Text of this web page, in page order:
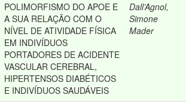
POLIMORFISMO DO APOE E
A SUA RELAÇÃO COM O
NÍVEL DE ATIVIDADE FÍSICA
EM INDIVÍDUOS
PORTADORES DE ACIDENTE
VASCULAR CEREBRAL,
HIPERTENSOS DIABÉTICOS
E INDIVÍDUOS SAUDÁVEIS
Dall’Agnol,
Simone
Mader